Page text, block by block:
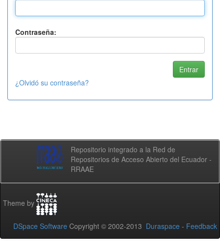
Contraseña:
¿Olvidó su contraseña?
Repositorio integrado a la Red de
Repositorios de Acceso Abierto del Ecuador -
RRAAE
Theme by
DSpace Software Copyright © 2002-2013 Duraspace - Feedback